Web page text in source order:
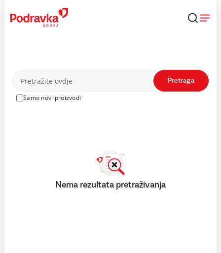
content
Proizvodi
Samo novi proizvodi
Pretraga
Nema rezultata pretraživanja